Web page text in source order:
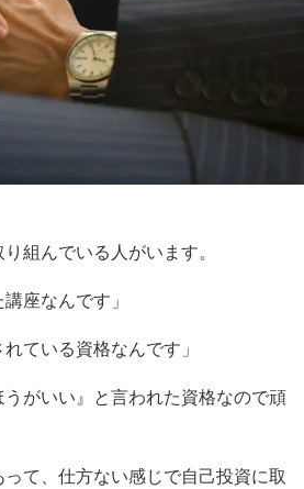
組んでいる人がいます。
座なんです」
ている資格なんです」
うがいい』と言われた資格なので頑
って、仕方ない感じで自己投資に取